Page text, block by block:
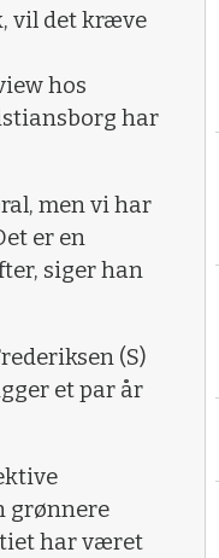
vil det kræve
hos
har
men vi har
er en
siger han
(S)
et par år
grønnere
har været